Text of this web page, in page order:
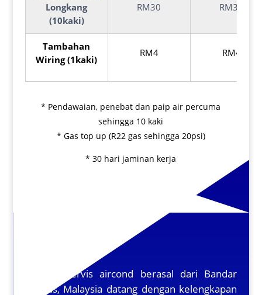
Longkang
(10kaki)
RM30 RM30
Tambahan
Wiring (1kaki)
RM4 RM4
* Pendawaian, penebat dan paip air percuma
sehingga 10 kaki
* Gas top up (R22 gas sehingga 20psi)
* 30 hari jaminan kerja
Pekerja servis aircond berasal dari Bandar
Cheras, Malaysia datang dengan kelengkapan